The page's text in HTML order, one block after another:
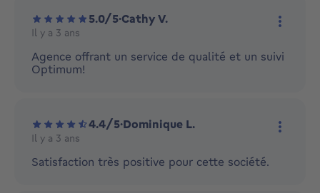
5.0/5·Cathy V.
Il y a 3 ans
Agence offrant un service de qualité et un suivi
Optimum!
4.4/5·Dominique L.
Il y a 3 ans
Satisfaction très positive pour cette société.